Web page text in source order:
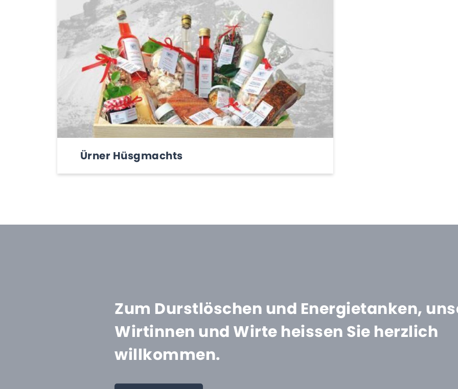
Ürner Hüsgmachts
Zum Durstlöschen und Energietanken,
Wirtinnen und Wirte heissen Sie herzlich
willkommen.